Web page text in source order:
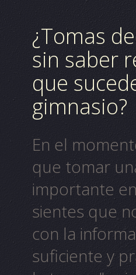
¿Tomas
sin saber
que
gimnasio?
En el
que tomar
importante
sientes que
con la
suficiente y